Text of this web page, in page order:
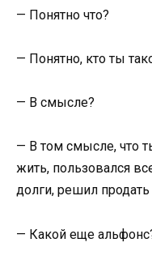
— Понятно что?
— Понятно, кто ты
— В смысле?
— В том смысле, что
жить, пользовался
долги, решил
— Какой еще